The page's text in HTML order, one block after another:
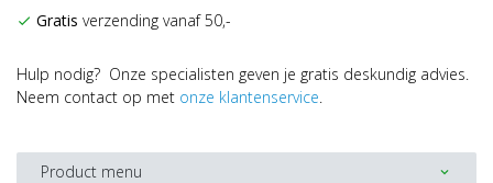
check Gratis verzending vanaf 50,-
Hulp nodig? Onze specialisten geven je gratis deskundig advies.
Neem contact op met onze klantenservice.
Product menu expand_more